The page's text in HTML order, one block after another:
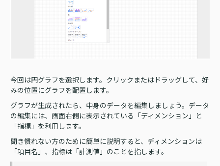
今回は円グラフを選択します。クリックまたはドラッグして、好
みの位置にグラフを配置します。
グラフが生成されたら、中身のデータを編集しましょう。データ
の編集には、画面右側に表示されている「ディメンション」と
「指標」を利用します。
聞き慣れない方のために簡単に説明すると、ディメンションは
「項目名」、指標は「計測値」のことを指します。